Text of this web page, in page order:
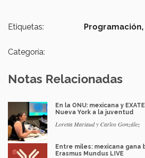
Etiquetas: Programación,
Categoría:
Notas Relacionadas
En la ONU: mexicana y
Nueva York a la juventud
Loretta Mariaud y Carlos González
Entre miles: mexicana gana
Erasmus Mundus LIVE